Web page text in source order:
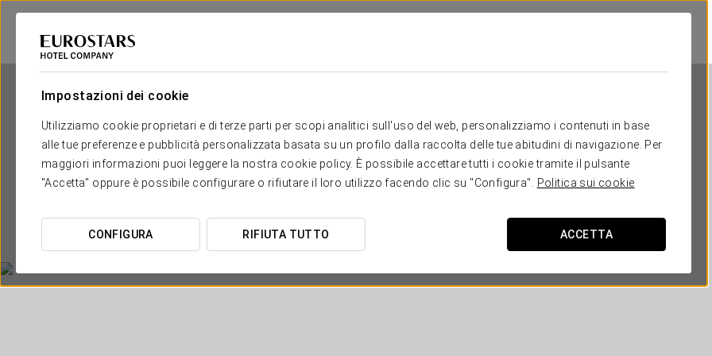
Impostazioni dei cookie
Utilizziamo cookie proprietari e di terze parti per scopi analitici sull'uso del web, personalizziamo i contenuti in base
alle tue preferenze e pubblicità personalizzata basata su un profilo dalla raccolta delle tue abitudini di navigazione. Per
maggiori informazioni puoi leggere la nostra cookie policy. È possibile accettare tutti i cookie tramite il pulsante
"Accetta" oppure è possibile configurare o rifiutare il loro utilizzo facendo clic su "Configura".
Politica sui cookie
CONFIGURA RIFIUTA TUTTO ACCETTA
Tandem Mezquita
CORDOVA